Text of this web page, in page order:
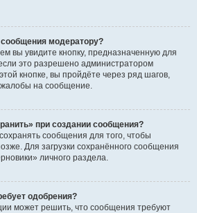
модератору?
вы увидите кнопку, предназначенную для
это разрешено администратором
кнопке, вы пройдёте через ряд шагов,
на сообщение.
при создании сообщения?
сообщения для того, чтобы
Для загрузки сохранённого сообщения
личного раздела.
одобрения?
может решить, что сообщения требуют